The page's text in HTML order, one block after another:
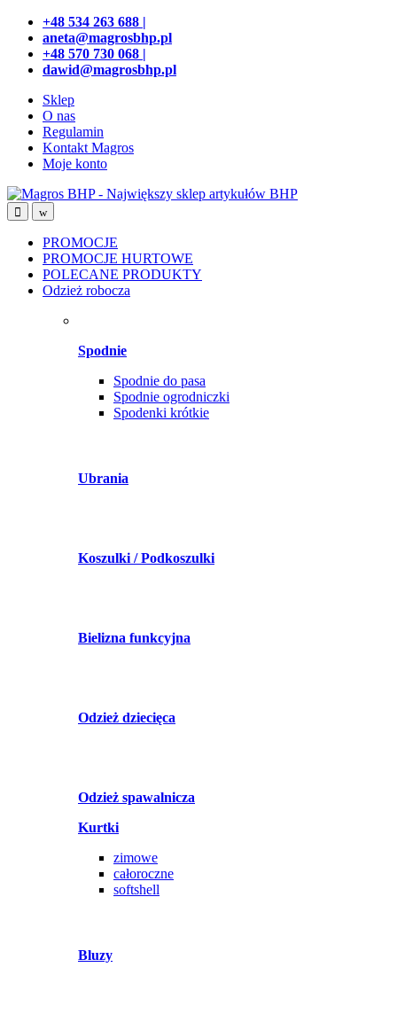
Przejdź
nawigacji
Przeskocz
treści
+48 534 263 688 |
aneta@magrosbhp.pl
+48 570 730 068 |
dawid@magrosbhp.pl
Sklep
O nas
Regulamin
Kontakt Magros
Moje konto
PROMOCJE
PROMOCJE HURTOWE
POLECANE PRODUKTY
Odzież robocza
Spodnie
Spodnie do pasa
Spodnie ogrodniczki
Spodenki krótkie
Ubrania
Koszulki / Podkoszulki
Bielizna funkcyjna
Odzież dziecięca
Odzież spawalnicza
Kurtki
zimowe
całoroczne
softshell
Bluzy